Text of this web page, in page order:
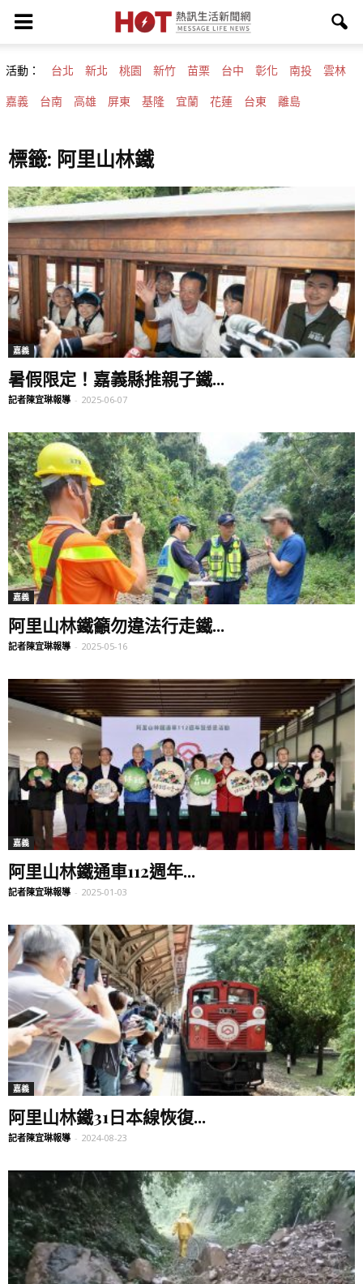
活動： 台北 新北 桃園 新竹 苗栗 台中 彰化 南投 雲林
嘉義 台南 高雄 屏東 基隆 宜蘭 花蓮 台東 離島
標籤: 阿里山林鐵
嘉義
暑假限定！嘉義縣推親子鐵...
記者陳宜琳報導 - 2025-06-07
嘉義
阿里山林鐵籲勿違法行走鐵...
記者陳宜琳報導 - 2025-05-16
嘉義
阿里山林鐵通車112週年...
記者陳宜琳報導 - 2025-01-03
嘉義
阿里山林鐵31日本線恢復...
記者陳宜琳報導 - 2024-08-23